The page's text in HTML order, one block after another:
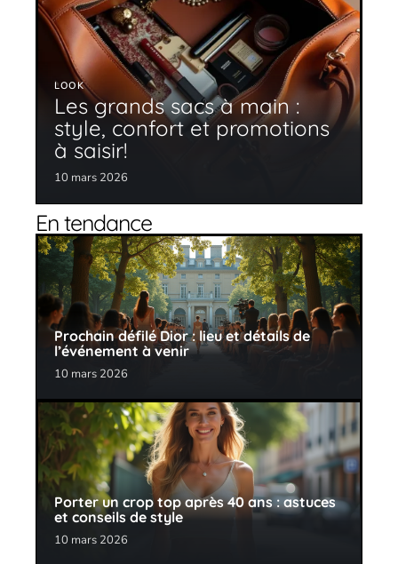
LOOK
Les grands sacs à main :
style, confort et promotions
à saisir!
10 mars 2026
En tendance
Prochain défilé Dior : lieu et détails de
l’événement à venir
10 mars 2026
Porter un crop top après 40 ans : astuces
et conseils de style
10 mars 2026